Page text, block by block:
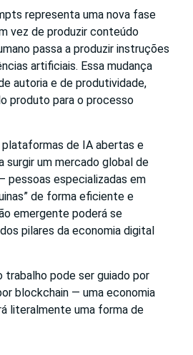
representa uma nova fase
vez de produzir conteúdo
passa a produzir instruções
artificiais. Essa mudança
autoria e de produtividade,
produto para o processo
plataformas de IA abertas e
surgir um mercado global de
pessoas especializadas em
de forma eficiente e
emergente poderá se
pilares da economia digital
pode ser guiado por
blockchain — uma economia
literalmente uma forma de